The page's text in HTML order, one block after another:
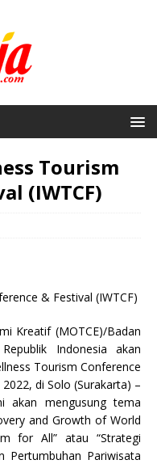
Tourism
(IWTCF)
& Festival (IWTCF)
Kreatif (MOTCE)/Badan
Indonesia akan
Tourism Conference
di Solo (Surakarta) –
akan mengusung tema
and Growth of World
for All” atau “Strategi
Pertumbuhan Pariwisata